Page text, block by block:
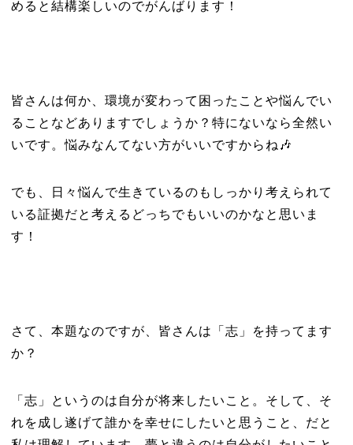
めると結構楽しいのでがんばります！
皆さんは何か、環境が変わって困ったことや悩んでい
ることなどありますでしょうか？特にないなら全然い
いです。悩みなんてない方がいいですからね🎶
でも、日々悩んで生きているのもしっかり考えられて
いる証拠だと考えるどっちでもいいのかなと思いま
す！
さて、本題なのですが、皆さんは「志」を持ってます
か？
「志」というのは自分が将来したいこと。そして、そ
れを成し遂げて誰かを幸せにしたいと思うこと、だと